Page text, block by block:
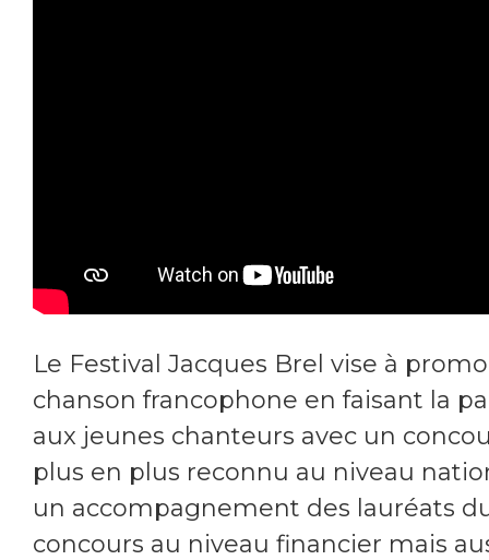
Le Festival Jacques Brel vise à
chanson francophone en faisant la
aux jeunes chanteurs avec un
plus en plus reconnu au niveau
un accompagnement des lauréats
concours au niveau financier mais